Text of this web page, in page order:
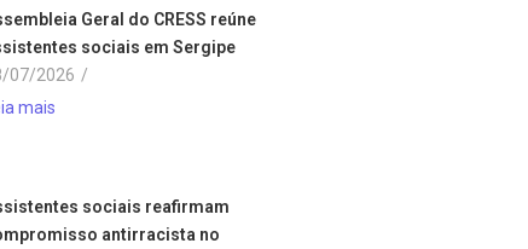
Geral do CRESS reúne
sociais em Sergipe
07/2026 /
mais
sociais reafirmam
antirracista no